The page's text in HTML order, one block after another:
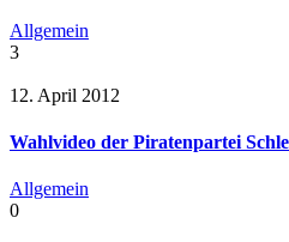
Allgemein
3
12. April 2012
Wahlvideo der Piratenpartei
Allgemein
0